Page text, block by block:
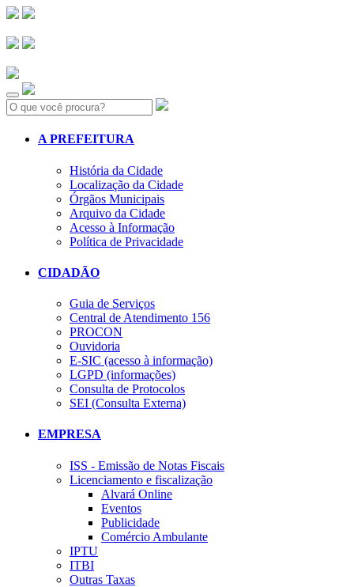
Search:
A PREFEITURA
História da Cidade
Localização da Cidade
Órgãos Municipais
Arquivo da Cidade
Acesso à Informação
Política de Privacidade
CIDADÃO
Guia de Serviços
Central de Atendimento 156
PROCON
Ouvidoria
E-SIC (acesso à informação)
LGPD (informações)
Consulta de Protocolos
SEI (Consulta Externa)
EMPRESA
ISS - Emissão de Notas Fiscais
Licenciamento e fiscalização
Alvará Online
Eventos
Publicidade
Comércio Ambulante
IPTU
ITBI
Outras Taxas